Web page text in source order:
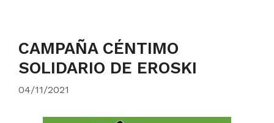
CAMPAÑA CÉNTIMO
SOLIDARIO DE EROSKI
04/11/2021